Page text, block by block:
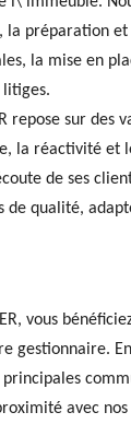
la préparation
la mise en
litiges.
repose sur des
la réactivité et
de ses
de qualité,
vous
gestionnaire.
avec nos